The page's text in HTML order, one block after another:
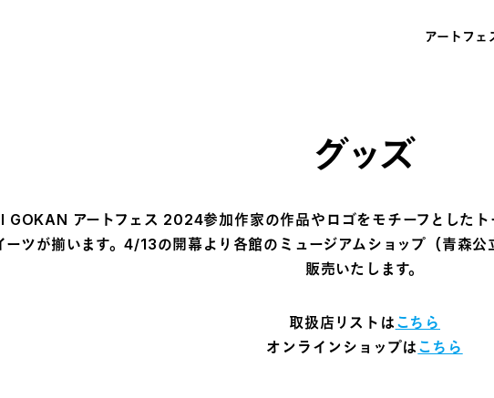
アートフェ
グッズ
GOKAN アートフェス 2024参加作家の作品やロゴをモチーフとしたト
ーツが揃います。4/13の開幕より各館のミュージアムショップ（青森
販売いたします。
取扱店リストは こちら
オンラインショップは こちら